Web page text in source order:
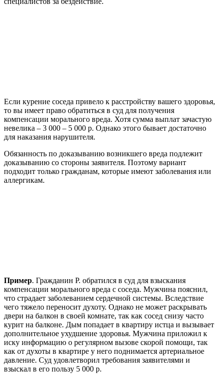
Если курение соседа привело к расстройству вашего здоровья,
то вы имеет право обратиться в суд для получения
компенсации морального вреда. Хотя сумма выплат зачастую
невелика – 3 000 – 5 000 р. Однако этого бывает достаточно
для наказания нарушителя.
Обязанность по доказыванию возникшего вреда подлежит
доказыванию со стороны заявителя. Поэтому вариант
подходит только гражданам, которые имеют заболевания или
аллергикам.
Пример. Гражданин Р. обратился в суд для взыскания
компенсации морального вреда с соседа. Мужчина пояснил,
что страдает заболеванием сердечной системы. Вследствие
чего тяжело переносит духоту. Однако не может раскрывать
двери на балкон в своей комнате, так как сосед снизу часто
курит на балконе. Дым попадает в квартиру истца и вызывает
дополнительное ухудшение здоровья. Мужчина приложил к
иску информацию о регулярном вызове скорой помощи, так
как от духоты в квартире у него поднимается артериальное
давление. Суд удовлетворил требования заявителями и
взыскал в его пользу 5 000 р.